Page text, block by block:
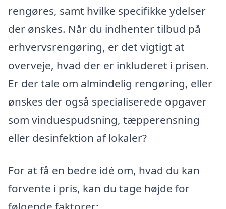
rengøres, samt hvilke specifikke ydelser
der ønskes. Når du indhenter tilbud på
erhvervsrengøring, er det vigtigt at
overveje, hvad der er inkluderet i prisen.
Er der tale om almindelig rengøring, eller
ønskes der også specialiserede opgaver
som vinduespudsning, tæpperensning
eller desinfektion af lokaler?
For at få en bedre idé om, hvad du kan
forvente i pris, kan du tage højde for